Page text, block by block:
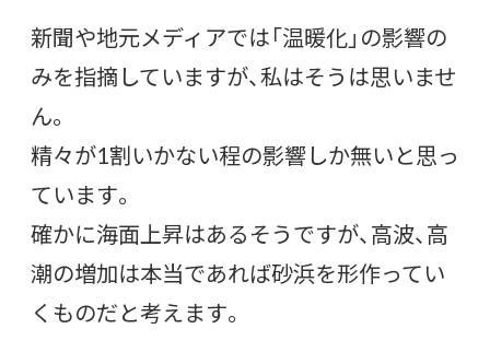
新聞や地元メディアでは「温暖化」の影響の
みを指摘していますが、私はそうは思いませ
ん。
精々が1割いかない程の影響しか無いと思っ
ています。
確かに海面上昇はあるそうですが、高波、高
潮の増加は本当であれば砂浜を形作ってい
くものだと考えます。